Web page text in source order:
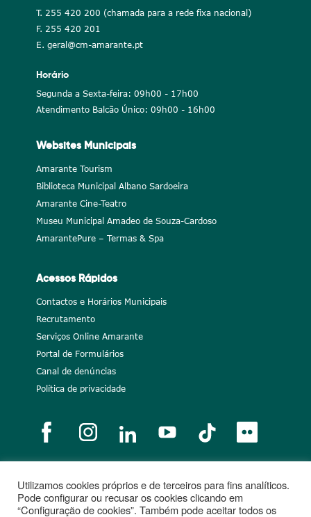
T. 255 420 200 (chamada para a rede fixa nacional)
F. 255 420 201
E. geral@cm-amarante.pt
Horário
Segunda a Sexta-feira: 09h00 - 17h00
Atendimento Balcão Único: 09h00 - 16h00
Websites Municipais
Amarante Tourism
Biblioteca Municipal Albano Sardoeira
Amarante Cine-Teatro
Museu Municipal Amadeo de Souza-Cardoso
AmarantePure – Termas & Spa
Acessos Rápidos
Contactos e Horários Municipais
Recrutamento
Serviços Online Amarante
Portal de Formulários
Canal de denúncias
Política de privacidade
Notícias Recrutamento Portugal 2020
União Europeia
Projetos cofinanciados
Utilizamos cookies próprios e de terceiros para fins analíticos.
Pode configurar ou recusar os cookies clicando em
“Configuração de cookies”. Também pode aceitar todos os